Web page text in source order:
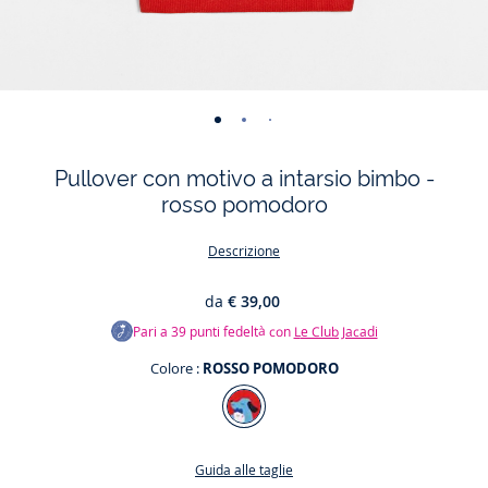
-
01 02 03
Pullover con motivo a intarsio bimbo -
rosso pomodoro
Descrizione
da € 39,00
Pari a 39punti fedeltà con Le Club Jacadi
Colore : ROSSO POMODORO
Colore
ROSSO
Guida alle taglie